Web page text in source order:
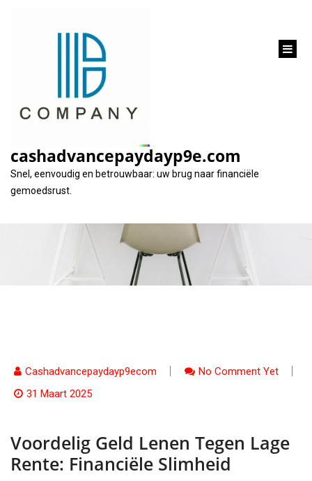
cashadvancepaydayp9e.com
Snel, eenvoudig en betrouwbaar: uw brug naar financiële
gemoedsrust.
Voordelig Geld Lenen
Tegen Lage Rente:
Financiële Slimheid
Cashadvancepaydayp9ecom
No Comment Yet
31 Maart 2025
Voordelig Geld Lenen Tegen Lage
Rente: Financiële Slimheid